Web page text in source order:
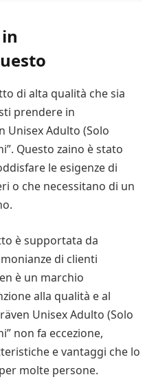
di alta qualità che sia
prendere in
Unisex Adulto (Solo
Questo zaino è stato
le esigenze di
o che necessitano di un
è supportata da
di clienti
è un marchio
alla qualità e al
Unisex Adulto (Solo
non fa eccezione,
e vantaggi che lo
molte persone.